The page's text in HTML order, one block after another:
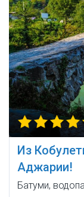
Из
Аджарии!
Батуми,